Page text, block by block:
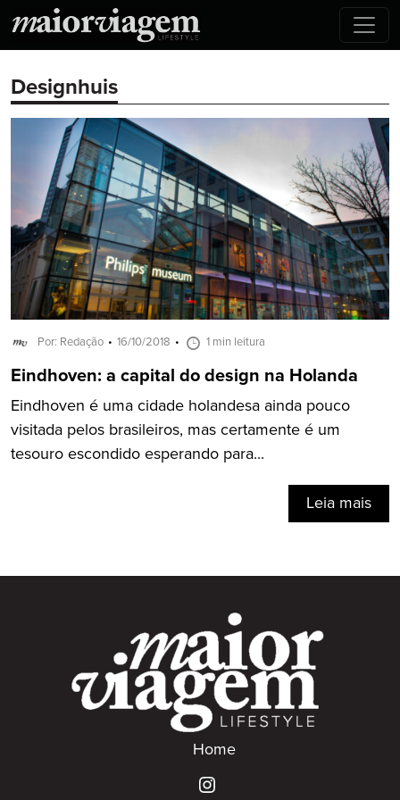
Designhuis
Por: Redação 16/10/2018 1 min leitura
Eindhoven: a capital do design na Holanda
Eindhoven é uma cidade holandesa ainda pouco
visitada pelos brasileiros, mas certamente é um
tesouro escondido esperando para...
Leia mais
Home